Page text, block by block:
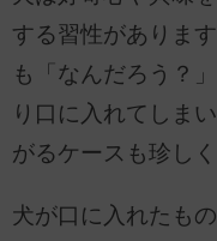
する習性がありま
も「なんだろう？
り口に入れてしま
がるケースも珍し
犬が口に入れたも